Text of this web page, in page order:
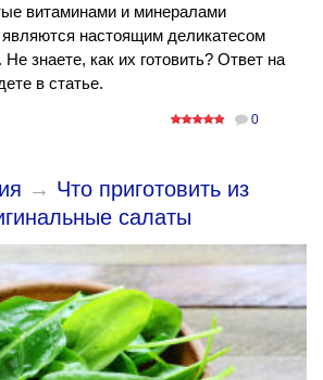
витаминами и минералами
настоящим деликатесом
знаете, как их готовить? Ответ на
в статье.
0
→ Что приготовить из
салаты